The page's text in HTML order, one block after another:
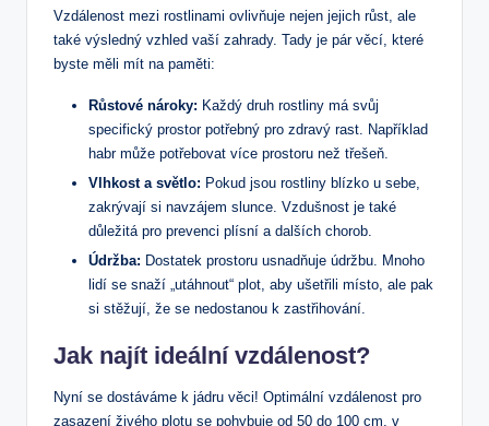
Vzdálenost mezi rostlinami ovlivňuje nejen jejich růst, ale
také výsledný vzhled vaší zahrady. Tady je pár věcí, které
byste měli mít na paměti:
Růstové nároky: Každý druh rostliny má svůj
specifický prostor potřebný pro zdravý rast. Například
habr může potřebovat více prostoru než třešeň.
Vlhkost a světlo: Pokud jsou rostliny blízko u sebe,
zakrývají si navzájem slunce. Vzdušnost je také
důležitá pro prevenci plísní a dalších chorob.
Údržba: Dostatek prostoru usnadňuje údržbu. Mnoho
lidí se snaží „utáhnout“ plot, aby ušetřili místo, ale pak
si stěžují, že se nedostanou k zastřihování.
Jak najít ideální vzdálenost?
Nyní se dostáváme k jádru věci! Optimální vzdálenost pro
zasazení živého plotu se pohybuje od 50 do 100 cm, v